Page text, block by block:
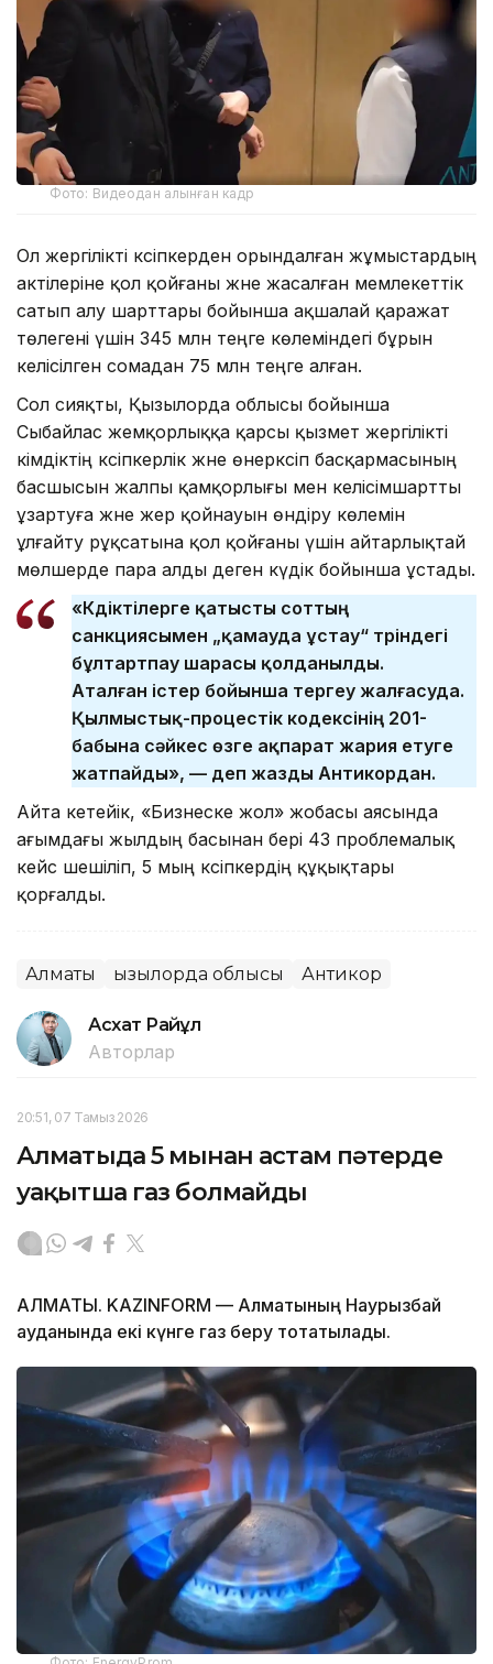
Фото: Видеодан алынған кадр
Ол жергілікті кәсіпкерден орындалған жұмыстардың
актілеріне қол қойғаны және жасалған мемлекеттік
сатып алу шарттары бойынша ақшалай қаражат
төлегені үшін 345 млн теңге көлеміндегі бұрын
келісілген сомадан 75 млн теңге алған.
Сол сияқты, Қызылорда облысы бойынша
Сыбайлас жемқорлыққа қарсы қызмет жергілікті
әкімдіктің кәсіпкерлік және өнеркәсіп басқармасының
басшысын жалпы қамқорлығы мен келісімшартты
ұзартуға және жер қойнауын өндіру көлемін
ұлғайту рұқсатына қол қойғаны үшін айтарлықтай
мөлшерде пара алды деген күдік бойынша ұстады.
«Күдіктілерге қатысты соттың
санкциясымен „қамауда ұстау“ түріндегі
бұлтартпау шарасы қолданылды.
Аталған істер бойынша тергеу жалғасуда.
Қылмыстық-процестік кодексінің 201-
бабына сәйкес өзге ақпарат жария етуге
жатпайды», — деп жазды Антикордан.
Айта кетейік, «Бизнеске жол» жобасы аясында
ағымдағы жылдың басынан бері 43 проблемалық
кейс шешіліп, 5 мың кәсіпкердің құқықтары
қорғалды.
Алматы Қызылорда облысы Антикор
Асхат Райқұл
Авторлар
20:51, 07 Тамыз 2026
Алматыда 5 мыңнан астам пәтерде
уақытша газ болмайды
АЛМАТЫ. KAZINFORM — Алматының Наурызбай
ауданында екі күнге газ беру тоқтатылады.